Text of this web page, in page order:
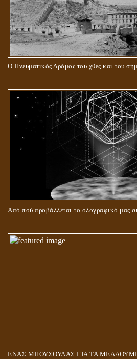
Ο Πνευματικός Δρόμος του χθες και του
Από πού προβάλλεται το ολογραφικό μας
ΕΝΑΣ ΜΠΟΥΣΟΥΛΑΣ ΓΙΑ ΤΑ
ΚΑΙ ΜΕ ΕΝΑΡΕΤΗ ΖΩΗ;
ΑΓΑΠΗ: ΚΑΤΑΣΤΑΣΗ Ή ΣΥΝΑΙΣΘΗΜΑ?